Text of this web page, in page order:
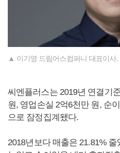
▲ 이기영 드림어스컴퍼니 대표이사.
씨엔플러스는 2019년 연결기
원, 영업손실 2억6천만 원, 순
으로 잠정집계됐다.
2018년보다 매출은 21.81%